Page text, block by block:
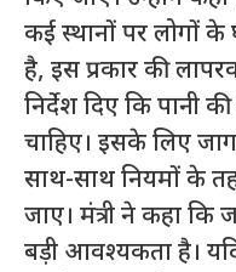
कई स्थानों पर लोगों के
है, इस प्रकार की
निर्देश दिए कि पानी
चाहिए। इसके लिए
साथ-साथ नियमों के
जाए। मंत्री ने कहा
बड़ी आवश्यकता है।